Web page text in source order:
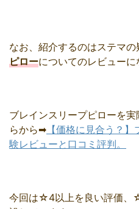
なお、紹介するのはステマの
ピローについてのレビューに
ブレインスリープピローを
らから➡ 【価格に見合う？
験レビューと口コミ評判。
今回は☆4以上を良い評価、